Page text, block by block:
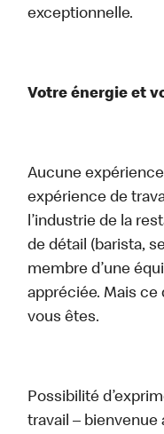
exceptionnelle.
Votre énergie et
Aucune
expérience de
l’industrie de la
de détail (barista,
membre d’une
appréciée. Mais ce
vous êtes.
Possibilité
travail – bienvenue